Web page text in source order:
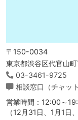
〒150-0034
東京都渋谷区代官山
03-3461-9725
相談窓口（チャット
営業時間：12:00～
（12月31日、1月1日